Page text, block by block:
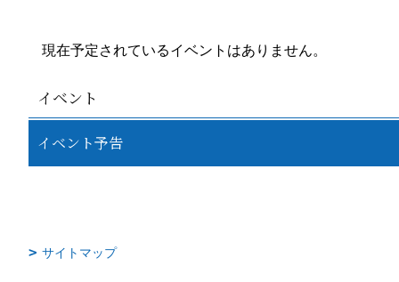
現在予定されているイベントはありません。
イベント
イベント予告
サイトマップ